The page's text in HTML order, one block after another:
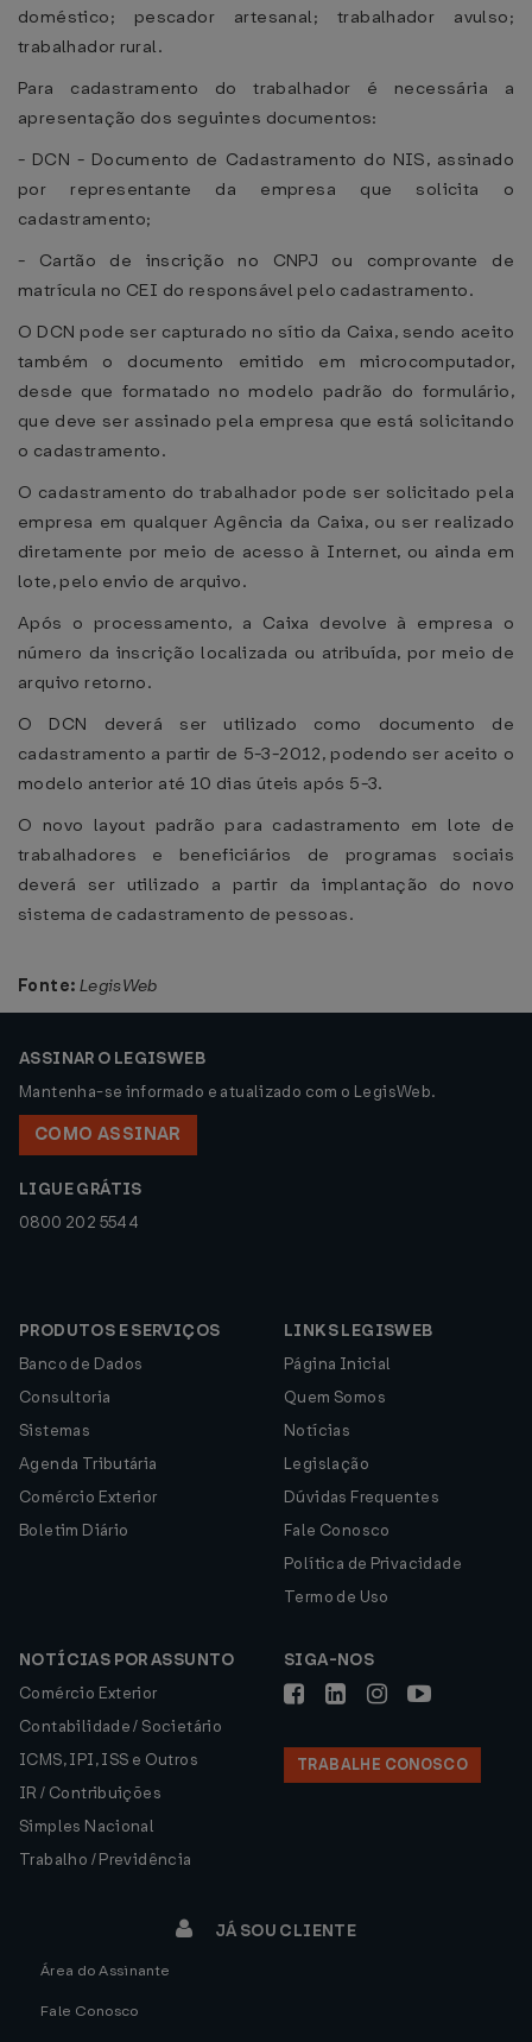
doméstico; pescador artesanal; trabalhador avulso;
trabalhador rural.
Para cadastramento do trabalhador é necessária a
apresentação dos seguintes documentos:
- DCN - Documento de Cadastramento do NIS, assinado
por representante da empresa que solicita o
cadastramento;
- Cartão de inscrição no CNPJ ou comprovante de
matrícula no CEI do responsável pelo cadastramento.
O DCN pode ser capturado no sítio da Caixa, sendo aceito
também o documento emitido em microcomputador,
desde que formatado no modelo padrão do formulário,
que deve ser assinado pela empresa que está solicitando
o cadastramento.
O cadastramento do trabalhador pode ser solicitado pela
empresa em qualquer Agência da Caixa, ou ser realizado
diretamente por meio de acesso à Internet, ou ainda em
lote, pelo envio de arquivo.
Após o processamento, a Caixa devolve à empresa o
número da inscrição localizada ou atribuída, por meio de
arquivo retorno.
O DCN deverá ser utilizado como documento de
cadastramento a partir de 5-3-2012, podendo ser aceito o
modelo anterior até 10 dias úteis após 5-3.
O novo layout padrão para cadastramento em lote de
trabalhadores e beneficiários de programas sociais
deverá ser utilizado a partir da implantação do novo
sistema de cadastramento de pessoas.
Fonte: LegisWeb
ASSINAR O LEGISWEB
Mantenha-se informado e atualizado com o LegisWeb.
COMO ASSINAR
LIGUE GRÁTIS
0800 202 5544
PRODUTOS E SERVIÇOS
Banco de Dados
Consultoria
Sistemas
Agenda Tributária
Comércio Exterior
Boletim Diário
LINKS LEGISWEB
Página Inicial
Quem Somos
Notícias
Legislação
Dúvidas Frequentes
Fale Conosco
Política de Privacidade
Termo de Uso
NOTÍCIAS POR ASSUNTO
Comércio Exterior
Contabilidade / Societário
ICMS, IPI, ISS e Outros
IR / Contribuições
Simples Nacional
Trabalho / Previdência
SIGA-NOS
TRABALHE CONOSCO
JÁ SOU CLIENTE
Área do Assinante
Fale Conosco